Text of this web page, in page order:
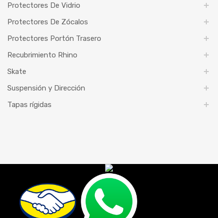
Protectores De Vidrio
Protectores De Zócalos
Protectores Portón Trasero
Recubrimiento Rhino
Skate
Suspensión y Dirección
Tapas rígidas